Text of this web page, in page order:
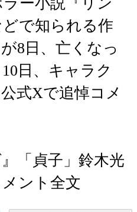
で知られる作
8日、亡くなっ
日、キャラク
式Xで追悼コメ
「貞子」鈴木光
ント全文